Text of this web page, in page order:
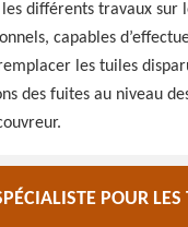
différents travaux sur
capables
les tuiles
des fuites au niveau
POUR